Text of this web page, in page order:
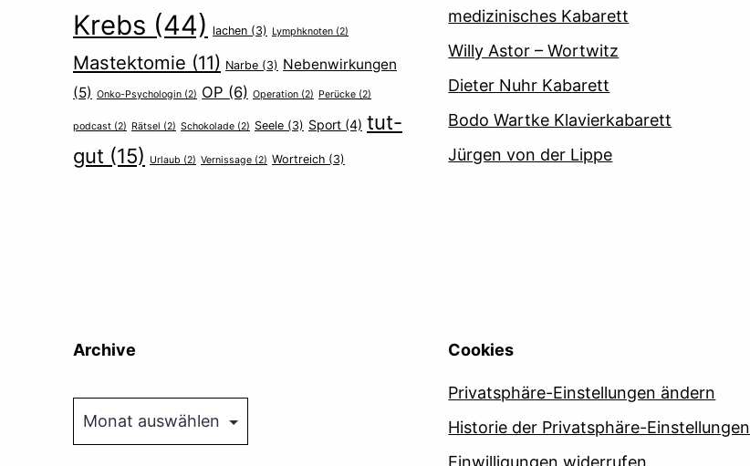
Krebs (44) lachen (3) Lymphknoten (2)
Mastektomie (11) Narbe (3) Nebenwirkungen
(5) Onko-Psychologin (2) OP (6) Operation (2) Perücke (2)
podcast (2) Rätsel (2) Schokolade (2) Seele (3) Sport (4) tut-
gut (15) Urlaub (2) Vernissage (2) Wortreich (3)
medizinisches Kabarett
Willy Astor – Wortwitz
Dieter Nuhr Kabarett
Bodo Wartke Klavierkabarett
Jürgen von der Lippe
Archive Cookies
Privatsphäre-Einstellungen ändern
Historie der Privatsphäre-Einstellungen
Einwilligungen widerrufen